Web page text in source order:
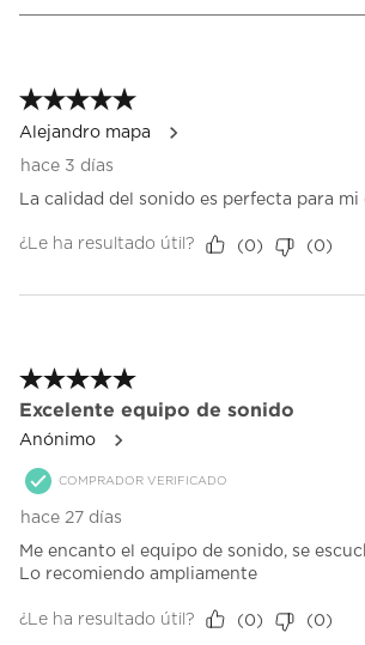
acción
formulario
de
envío.
acción
formulario
de
envío.
acción
formulario
de
envío.
acción
de
envío.
acción
envío.
2
Reseñas.
5 de 5 estrellas.
Alejandro mapa
hace 3 días
La calidad del sonido es perfecta para
¿Le ha resultado útil? (0) (0)
5 de 5 estrellas.
Excelente equipo de sonido
Anónimo
COMPRADOR VERIFICADO
hace 27 días
Me encanto el equipo de sonido, se
Lo recomiendo ampliamente
¿Le ha resultado útil? (0) (0)